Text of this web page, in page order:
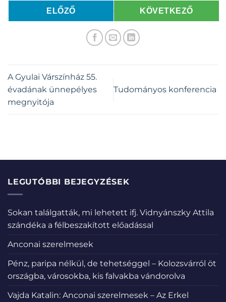
ELŐZŐ KÖVETKEZŐ
A Gyulai Várszínház 55.
évadának ünnepélyes
megnyitója
Tudományos konferencia
LEGUTÓBBI BEJEGYZÉSEK
Sokan találgatták, mi lehetett ifj. Vidnyánszky Attila
szándéka a félbeszakított előadással
Anconai szerelmesek
Pénz, paripa nélkül, de tehetséggel – Kolozsvárról öt
országba, városokba, kis falvakba vándorolva
Vajda Katalin: Anconai szerelmesek – Az Erkel